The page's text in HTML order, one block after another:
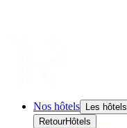
Nos hôtels
Les hôtels
RetourHôtels